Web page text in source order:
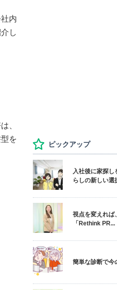
内
し
、
を
ピックアップ
入社後に家探し
らしの新しい選
視点を変えれば
「Rethink PR...
簡単な診断で今